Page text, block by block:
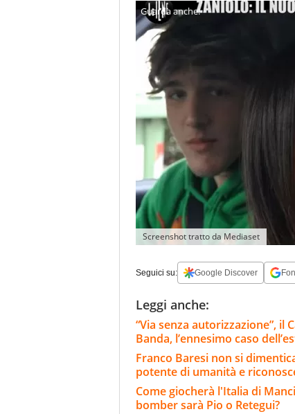
Screenshot tratto da Mediaset
Seguici su: Google Discover
Leggi anche:
“Via senza autorizzazione”, il
Banda, l’ennesimo caso
Franco Baresi non si
potente di umanità e
Come giocherà l'Italia di
bomber sarà Pio o Retegui?